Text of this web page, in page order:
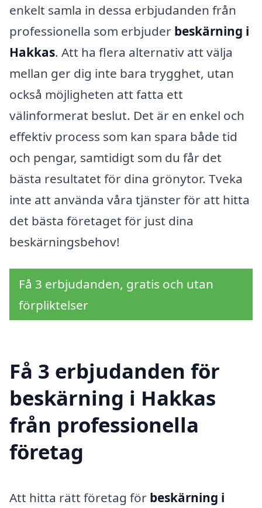
enkelt samla in dessa erbjudanden från
professionella som erbjuder beskärning i
Hakkas. Att ha flera alternativ att välja
mellan ger dig inte bara trygghet, utan
också möjligheten att fatta ett
välinformerat beslut. Det är en enkel och
effektiv process som kan spara både tid
och pengar, samtidigt som du får det
bästa resultatet för dina grönytor. Tveka
inte att använda våra tjänster för att hitta
det bästa företaget för just dina
beskärningsbehov!
Få 3 erbjudanden, gratis och utan
förpliktelser
Få 3 erbjudanden för
beskärning i Hakkas
från professionella
företag
Att hitta rätt företag för beskärning i